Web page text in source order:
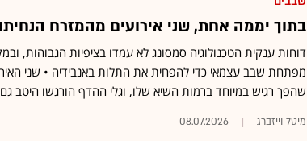
בתוך יממה אחת, שני אירועים מהמזרח
דוחות ענקית הטכנולוגיה סמסונג לא עמדו בציפיות הגבוהות,
מפתחת שבב עצמאי כדי להפחית את התלות באנבידיה • שני
שהפך רגיש במיוחד ברמות השיא שלו, וגלי ההדף הורגשו היטב
מיטל וייזברג 08.07.2026